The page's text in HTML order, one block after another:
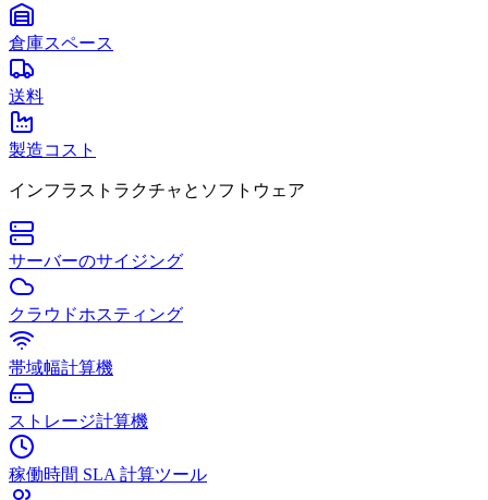
倉庫スペース
送料
製造コスト
インフラストラクチャとソフトウェア
サーバーのサイジング
クラウドホスティング
帯域幅計算機
ストレージ計算機
稼働時間 SLA 計算ツール